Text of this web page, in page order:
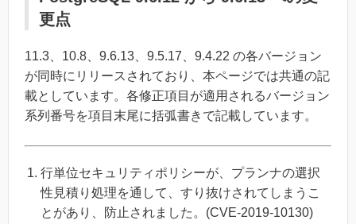
更点
11.3、10.8、9.6.13、9.5.17、9.4.22 の各バージョン
が同時にリリースされており、本ページでは共通の記
載としています。各修正項目が適用されるバージョン
系列番号を項目末尾に括弧書きで記載しています。
行単位セキュリティポリシーが、プランナの選択
性見積り処理を通して、すり抜けされてしまうこ
とがあり、防止されました。(CVE-2019-10130)